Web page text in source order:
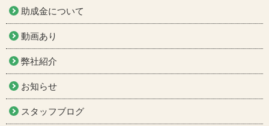
助成金について
動画あり
弊社紹介
お知らせ
スタッフブログ